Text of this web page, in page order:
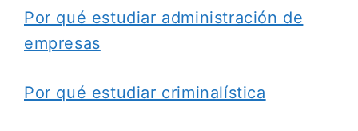
Por qué estudiar administración de
empresas
Por qué estudiar criminalística